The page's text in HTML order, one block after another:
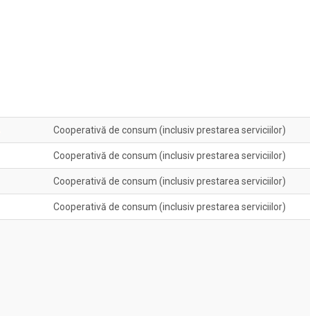
Cooperativă de consum (inclusiv prestarea serviciilor)
Cooperativă de consum (inclusiv prestarea serviciilor)
Cooperativă de consum (inclusiv prestarea serviciilor)
Cooperativă de consum (inclusiv prestarea serviciilor)